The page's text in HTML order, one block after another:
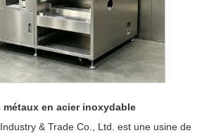
métaux en acier inoxydable
& Trade Co., Ltd. est une usine de